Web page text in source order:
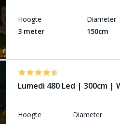
Hoogte
3 meter
Diameter
150cm
Lumedi 480 Led | 300cm |
Hoogte
Diameter